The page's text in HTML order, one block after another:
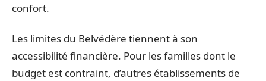
confort.
Les limites du Belvédère tiennent à son
accessibilité financière. Pour les familles dont le
budget est contraint, d’autres établissements de